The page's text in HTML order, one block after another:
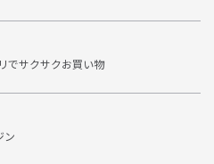
でサクサクお買い物
ン